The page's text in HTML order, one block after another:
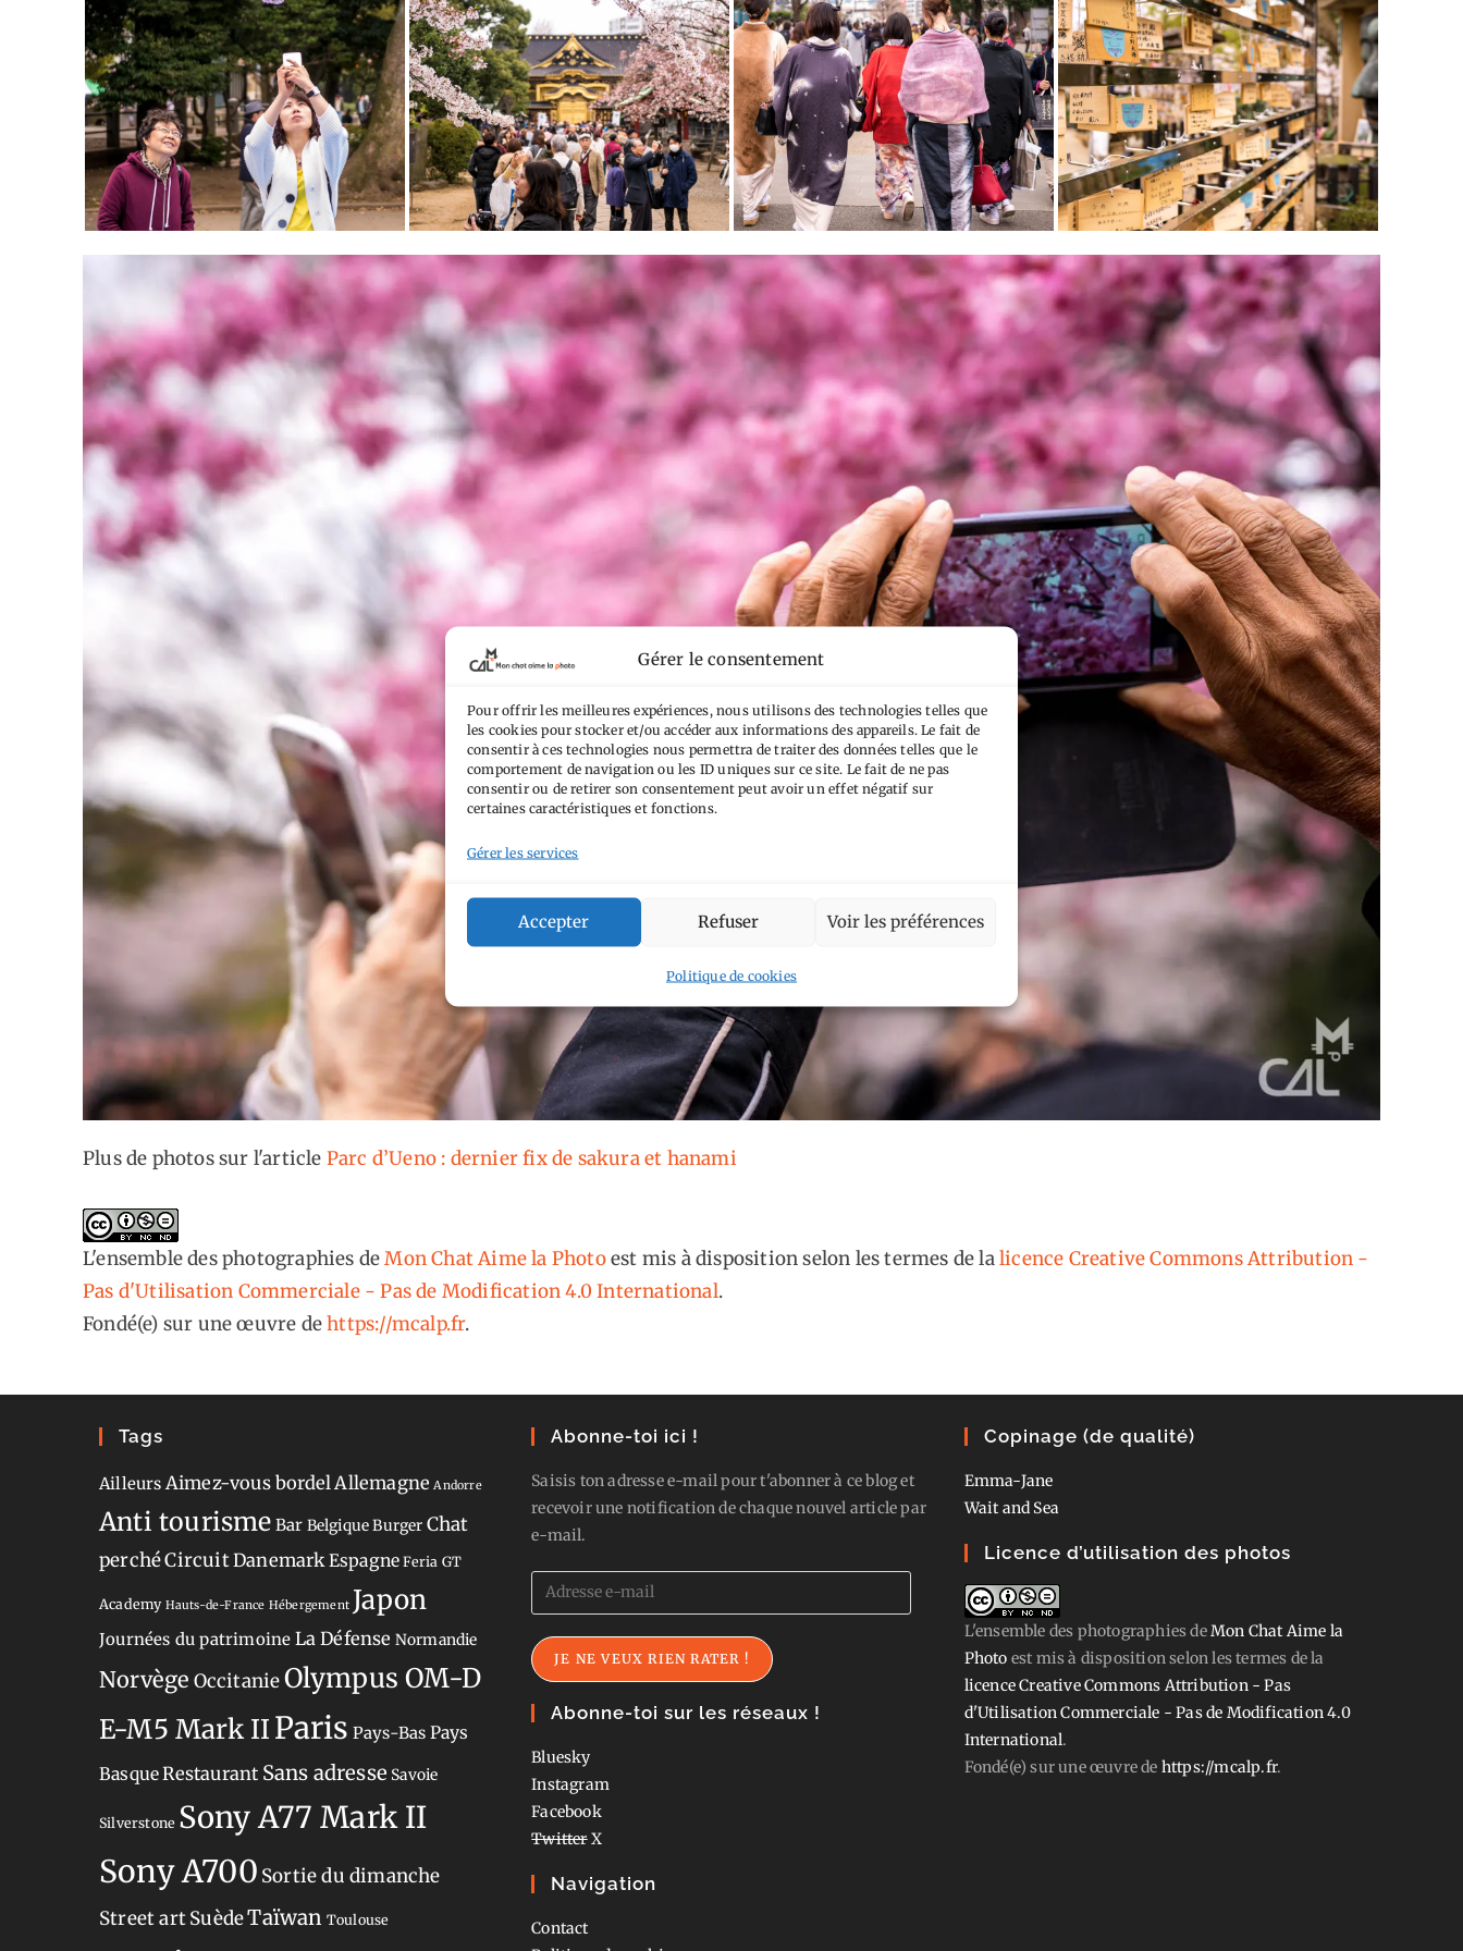
Gérer le consentement
Pour offrir les meilleures expériences, nous utilisons des technologies telles que
les cookies pour stocker et/ou accéder aux informations des appareils. Le fait de
consentir à ces technologies nous permettra de traiter des données telles que le
comportement de navigation ou les ID uniques sur ce site. Le fait de ne pas
consentir ou de retirer son consentement peut avoir un effet négatif sur
certaines caractéristiques et fonctions.
Gérer les services
Accepter Refuser Voir les préférences
Politique de cookies
Plus de photos sur l'article Parc d’Ueno : dernier fix de sakura et hanami
L'ensemble des photographies deMon Chat Aime la Photoest mis à disposition selon les termes de lalicence Creative Commons Attribution -
Pas d'Utilisation Commerciale - Pas de Modification 4.0 International.
Fondé(e) sur une œuvre dehttps://mcalp.fr.
Tags
Ailleurs Aimez-vous bordel Allemagne Andorre
Anti tourisme Bar BelgiqueBurger Chat
perchéCircuitDanemark Espagne Feria GT
Academy Hauts-de-France Hébergement Japon
Journées du patrimoine La Défense Normandie
Norvège OccitanieOlympus OM-D
E-M5 Mark IIParis Pays-Bas Pays
BasqueRestaurant Sans adresse Savoie
Silverstone Sony A77 Mark II
Sony A700 Sortie du dimanche
Street artSuèdeTaïwan Toulouse
Abonne-toi ici !
Saisis ton adresse e-mail pour t'abonner à ce blog et
recevoir une notification de chaque nouvel article par
e-mail.
Adresse
e-
mail
JE NE VEUX RIEN RATER !
Abonne-toi sur les réseaux !
Bluesky
Instagram
Facebook
TwitterX
Navigation
Contact
Copinage (de qualité)
Emma-Jane
Wait and Sea
Licence d’utilisation des photos
L'ensemble des photographiesdeMon Chat Aime la
Photo est mis à disposition selon les termes de la
licence Creative Commons Attribution - Pas
d'Utilisation Commerciale - Pas de Modification 4.0
International.
Fondé(e) sur une œuvre de https://mcalp.fr.